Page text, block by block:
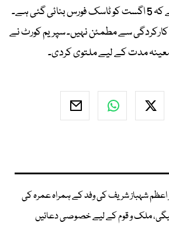
مظہر نے ریمارکس دئیے کہ 5 اگست کو ٹاسک فورس بنائی گئی ہے۔
سے مطمئن نہیں۔ سپریم کورٹ نے
مدت کے لیے ملتوی کردی۔
اعظم شہباز شریف کی وفد کے ہمراہ عمرہ کی
ملک و قوم کے لیے خصوصی دعائیں